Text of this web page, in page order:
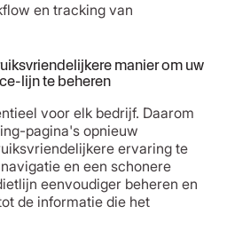
en tracking van
manier om uw
lijn te beheren
voor elk bedrijf. Daarom
pagina's opnieuw
ervaring te
en een schonere
eenvoudiger beheren en
de informatie die het